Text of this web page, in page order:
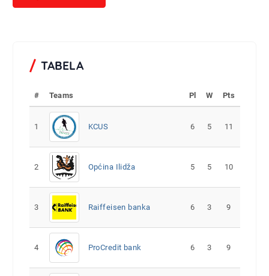
TABELA
# Teams Pl W Pts
1 KCUS 6 5 11
2 Općina Ilidža 5 5 10
3 Raiffeisen banka 6 3 9
4 ProCredit bank 6 3 9